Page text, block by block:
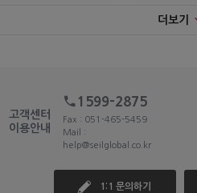
더보기
고객센터
이용안내
1599-2875
Fax : 051-465-5459
Mail :
help@seilglobal.co.kr
1:1 문의하기